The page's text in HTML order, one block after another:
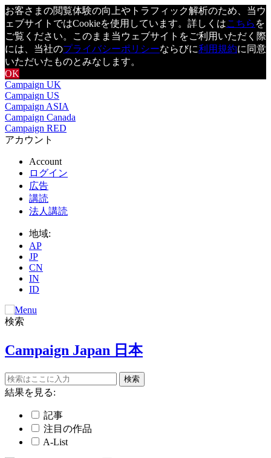
お客さまの閲覧体験の向上やトラフィック解析のため、当ウ
ェブサイトではCookieを使用しています。詳しくはこちら を
ご覧ください。このまま当ウェブサイトをご利用いただく際
には、当社のプライバシーポリシーならびに利用規約に同意
いただいたものとみなします。
OK
Campaign UK
Campaign US
Campaign ASIA
Campaign Canada
Campaign RED
アカウント
Account
ログイン
広告
講読
法人講読
地域:
AP
JP
CN
IN
ID
検索
Campaign Japan 日本
結果を見る:
記事
注目の作品
A-List